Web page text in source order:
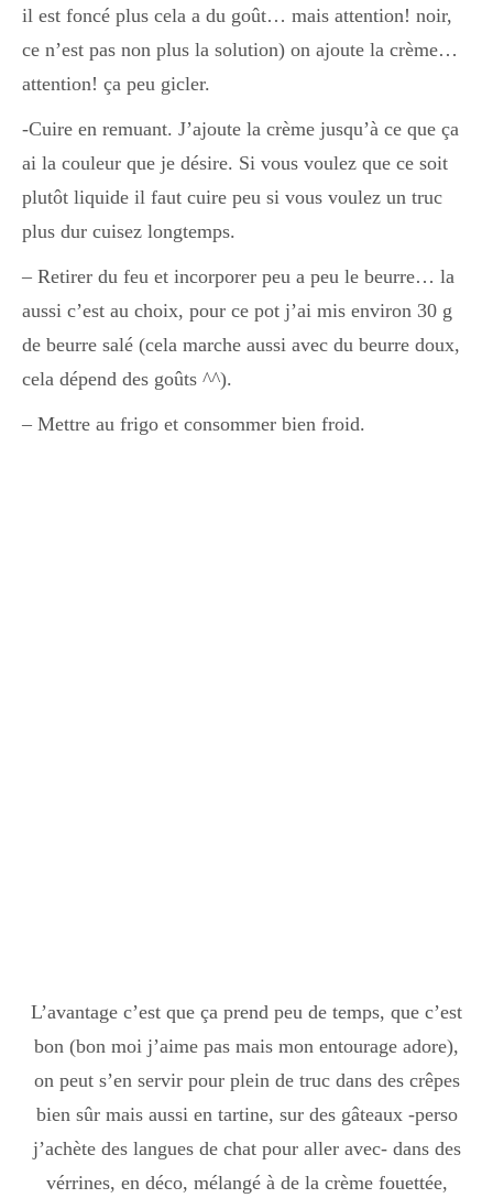
il est foncé plus cela a du goût… mais attention! noir,
ce n’est pas non plus la solution) on ajoute la crème…
attention! ça peu gicler.
-Cuire en remuant. J’ajoute la crème jusqu’à ce que ça
ai la couleur que je désire. Si vous voulez que ce soit
plutôt liquide il faut cuire peu si vous voulez un truc
plus dur cuisez longtemps.
– Retirer du feu et incorporer peu a peu le beurre… la
aussi c’est au choix, pour ce pot j’ai mis environ 30 g
de beurre salé (cela marche aussi avec du beurre doux,
cela dépend des goûts ^^).
– Mettre au frigo et consommer bien froid.
L’avantage c’est que ça prend peu de temps, que c’est
bon (bon moi j’aime pas mais mon entourage adore),
on peut s’en servir pour plein de truc dans des crêpes
bien sûr mais aussi en tartine, sur des gâteaux -perso
j’achète des langues de chat pour aller avec- dans des
vérrines, en déco, mélangé à de la crème fouettée,